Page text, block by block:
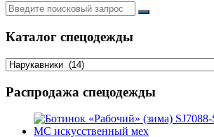
Искать:
Каталог спецодежды
Распродажа спецодежды